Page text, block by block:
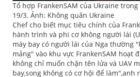
Tổ hợp FrankenSAM của Ukraine
19/3. Ảnh: Không quân Ukraine
Chef cho biết mục tiêu chính của
hành trình và phi cơ không người lái
máy bay có người lái của Nga thường
mảng" vào khu vực FrankenSAM hoạt
không chỉ muốn chặn tên lửa và UAV
bay,song không có cơ hội để làm",anh